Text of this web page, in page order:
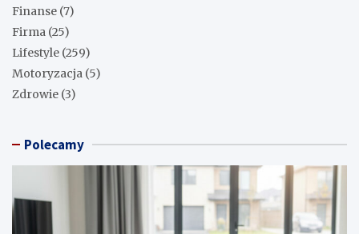
Finanse (7)
Firma (25)
Lifestyle (259)
Motoryzacja (5)
Zdrowie (3)
Polecamy